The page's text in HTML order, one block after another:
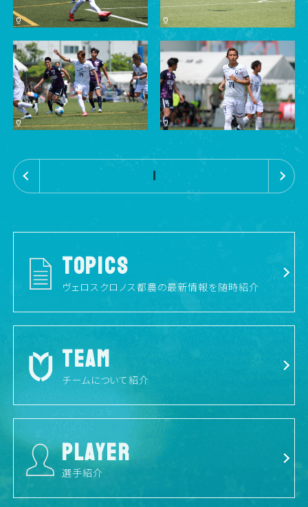
1 »
TOPICS
ヴェロスクロノス都農の最新情報を随時紹介
TEAM
チームについて紹介
PLAYER
選手紹介